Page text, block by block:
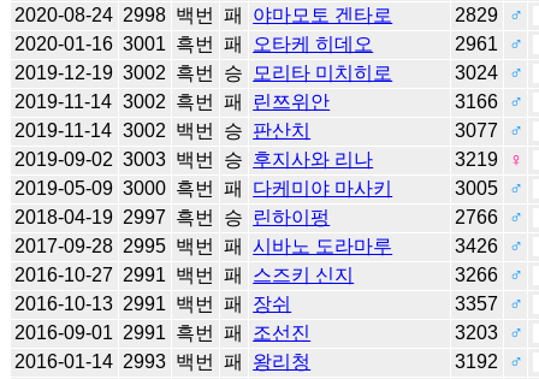
2020-08-24 2998 백번 패 야마모토 겐타로 2829
♂
2020-01-16 3001 흑번 패 오타케 히데오 2961
♂
2019-12-19 3002 흑번 승 모리타 미치히로 3024
♂
2019-11-14 3002 흑번 패 린쯔위안 3166
♂
2019-11-14 3002 백번 승 판산치 3077
♂
2019-09-02 3003 백번 승 후지사와 리나 3219
♀
2019-05-09 3000 흑번 패 다케미야 마사키 3005
♂
2018-04-19 2997 흑번 승 린하이펑 2766
♂
2017-09-28 2995 백번 패 시바노 도라마루 3426
♂
2016-10-27 2991 백번 패 스즈키 신지 3266
♂
2016-10-13 2991 백번 패 장쉬 3357
♂
2016-09-01 2991 흑번 패 조선진 3203
♂
2016-01-14 2993 백번 패 왕리청 3192 ♂